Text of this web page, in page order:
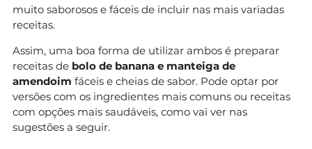
muito saborosos e fáceis de incluir nas mais variadas
receitas.
Assim, uma boa forma de utilizar ambos é preparar
receitas de bolo de banana e manteiga de
amendoim fáceis e cheias de sabor. Pode optar por
versões com os ingredientes mais comuns ou receitas
com opções mais saudáveis, como vai ver nas
sugestões a seguir.